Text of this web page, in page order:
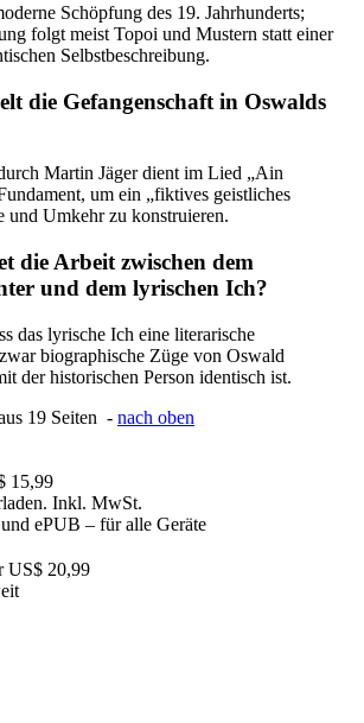
Schöpfung des 19. Jahrhunderts;
folgt meist Topoi und Mustern statt einer
Selbstbeschreibung.
die Gefangenschaft in Oswalds
Martin Jäger dient im Lied „Ain
um ein „fiktives geistliches
und Umkehr zu konstruieren.
die Arbeit zwischen dem
und dem lyrischen Ich?
das lyrische Ich eine literarische
biographische Züge von Oswald
der historischen Person identisch ist.
19 Seiten - nach oben
15,99
Inkl. MwSt.
ePUB – für alle Geräte
US$ 20,99